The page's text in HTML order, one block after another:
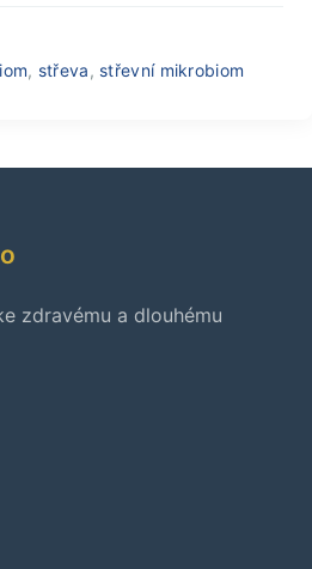
, střeva, střevní mikrobiom
zdravému a dlouhému